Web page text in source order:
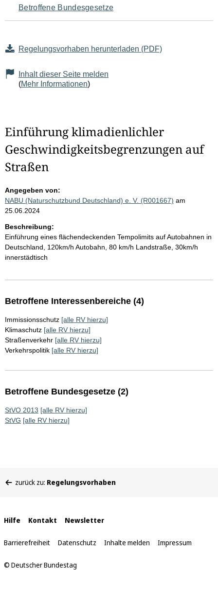
Seiteninhalt
Betroffene Bundesgesetze
Regelungsvorhaben herunterladen (PDF)
Inhalt dieser Seite melden
(Mehr Informationen)
Einführung klimadienlichler
Geschwindigkeitsbegrenzungen auf
Straßen
Angegeben von:
NABU (Naturschutzbund Deutschland) e. V. (R001667) am
25.06.2024
Beschreibung:
Einführung eines flächendeckenden Tempolimits auf Autobahnen in
Deutschland, 120km/h Autobahn, 80 km/h Landstraße, 30km/h
innerstädtisch
Betroffene Interessenbereiche (4)
Immissionsschutz [alle RV hierzu]
Klimaschutz [alle RV hierzu]
Straßenverkehr [alle RV hierzu]
Verkehrspolitik [alle RV hierzu]
Betroffene Bundesgesetze (2)
StVO 2013 [alle RV hierzu]
StVG [alle RV hierzu]
befinden
zurück zu: Regelungsvorhaben
Interne
Links
Hilfe Kontakt Newsletter
Barrierefreiheit Datenschutz Inhalte melden Impressum
© Deutscher Bundestag